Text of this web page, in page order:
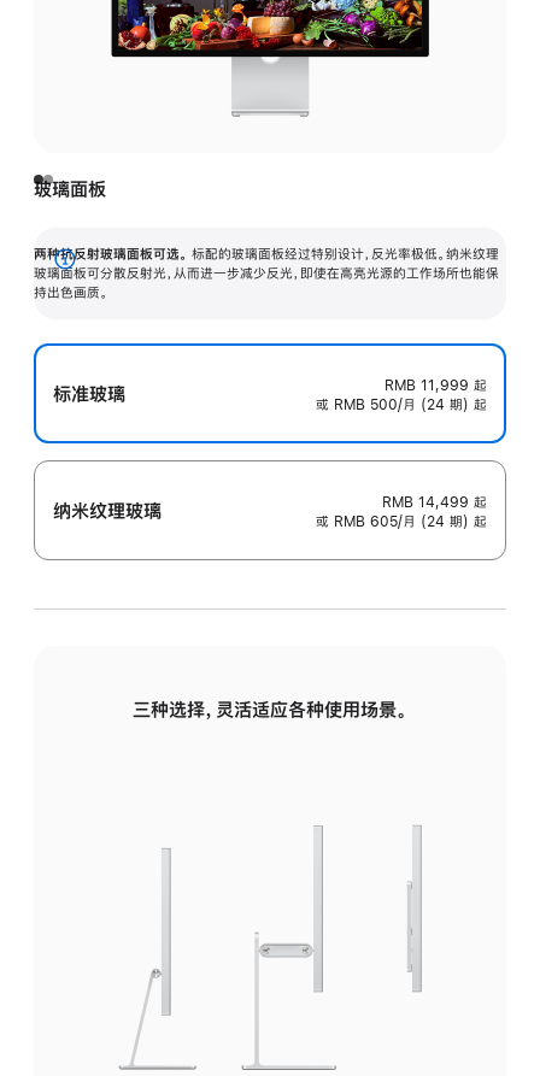
玻璃面板
两种抗反射玻璃面板可选。 标配的玻璃面板经过特别设计，反光率极低。纳米纹理
玻璃面板可分散反射光，从而进一步减少反光，即使在高亮光源的工作场所也能保
持出色画质。
展
开
标准玻璃 RMB 11,999 起
或 RMB 500/月 (24 期) 起
纳米纹理玻璃 RMB 14,499 起
或 RMB 605/月 (24 期) 起
三种选择，灵活适应各种使用场景。